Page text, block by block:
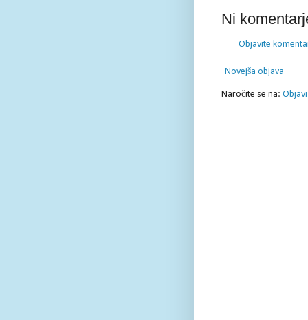
Ni
Objavite
Novejša objava
Naročite se na: